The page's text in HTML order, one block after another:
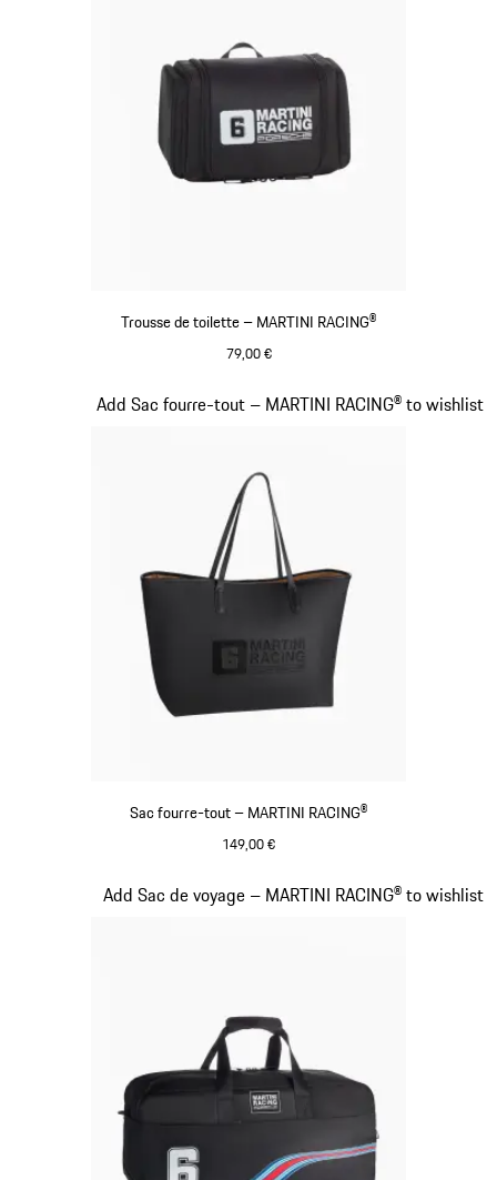
Trousse de toilette – MARTINI RACING®
79,00 €
Sac fourre-tout – MARTINI RACING®
149,00 €
Add Sac fourre-tout – MARTINI RACING® to wishlist
Diapositive 18 sur 20
Add Sac de voyage – MARTINI RACING® to wishlist
Diapositive 19 sur 20